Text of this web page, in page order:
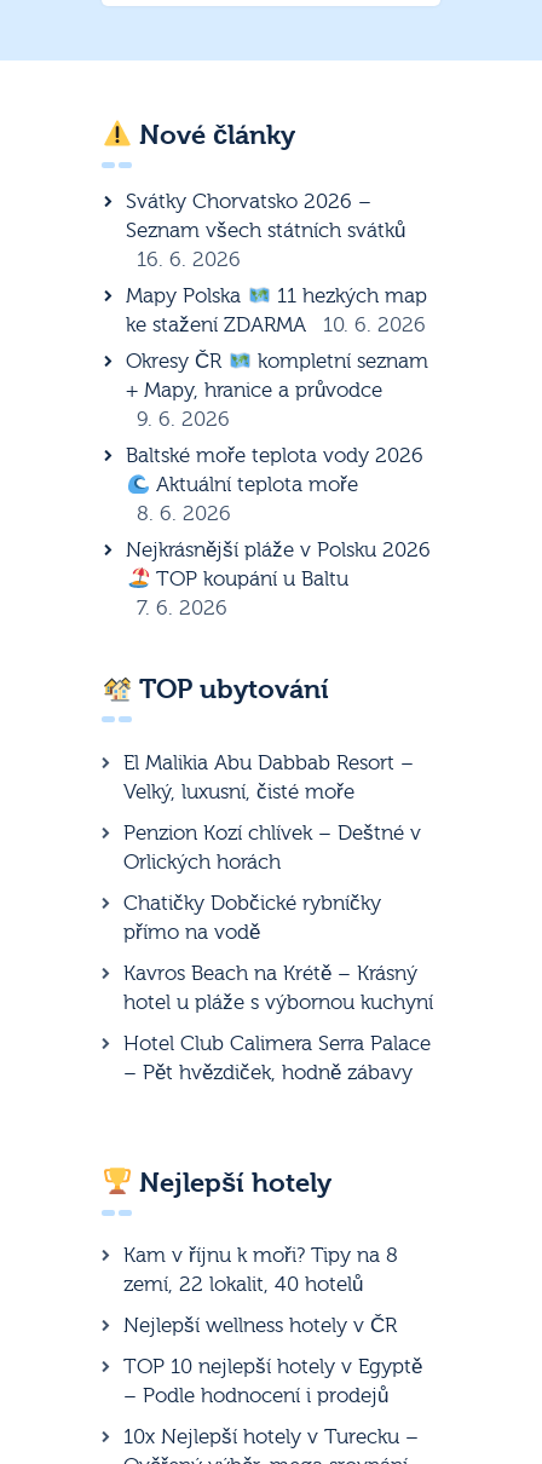
Nové články
Svátky Chorvatsko 2026 –
Seznam všech státních svátků
16. 6. 2026
Mapy Polska
11 hezkých map
ke stažení ZDARMA
10. 6. 2026
Okresy ČR
kompletní seznam
+ Mapy, hranice a průvodce
9. 6. 2026
Baltské moře teplota vody 2026
Aktuální teplota moře
8. 6. 2026
Nejkrásnější pláže v Polsku 2026
TOP koupání u Baltu
7. 6. 2026
TOP ubytování
El Malikia Abu Dabbab Resort –
Velký, luxusní, čisté moře
Penzion Kozí chlívek – Deštné v
Orlických horách
Chatičky Dobčické rybníčky
přímo na vodě
Kavros Beach na Krétě – Krásný
hotel u pláže s výbornou kuchyní
Hotel Club Calimera Serra Palace
– Pět hvězdiček, hodně zábavy
Nejlepší hotely
Kam v říjnu k moři? Tipy na 8
zemí, 22 lokalit, 40 hotelů
Nejlepší wellness hotely v ČR
TOP 10 nejlepší hotely v Egyptě
– Podle hodnocení i prodejů
10x Nejlepší hotely v Turecku –